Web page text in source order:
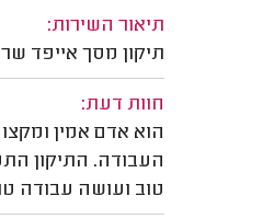
תיאור השירות:
תיקון מסך אייפד
חוות דעת:
הוא אדם אמין
העבודה. התיקון
טוב ועושה עבודה